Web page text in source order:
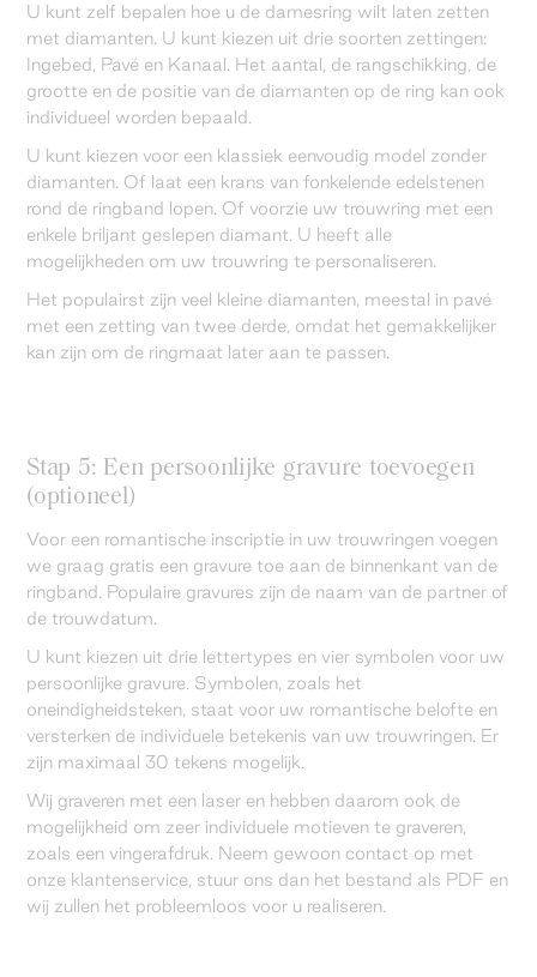
U kunt zelf bepalen hoe u de damesring wilt laten zetten
met diamanten. U kunt kiezen uit drie soorten zettingen:
Ingebed, Pavé en Kanaal. Het aantal, de rangschikking, de
grootte en de positie van de diamanten op de ring kan ook
individueel worden bepaald.
U kunt kiezen voor een klassiek eenvoudig model zonder
diamanten. Of laat een krans van fonkelende edelstenen
rond de ringband lopen. Of voorzie uw trouwring met een
enkele briljant geslepen diamant. U heeft alle
mogelijkheden om uw trouwring te personaliseren.
Het populairst zijn veel kleine diamanten, meestal in pavé
met een zetting van twee derde, omdat het gemakkelijker
kan zijn om de ringmaat later aan te passen.
Stap 5: Een persoonlijke gravure toevoegen
(optioneel)
Voor een romantische inscriptie in uw trouwringen voegen
we graag gratis een gravure toe aan de binnenkant van de
ringband. Populaire gravures zijn de naam van de partner of
de trouwdatum.
U kunt kiezen uit drie lettertypes en vier symbolen voor uw
persoonlijke gravure. Symbolen, zoals het
oneindigheidsteken, staat voor uw romantische belofte en
versterken de individuele betekenis van uw trouwringen. Er
zijn maximaal 30 tekens mogelijk.
Wij graveren met een laser en hebben daarom ook de
mogelijkheid om zeer individuele motieven te graveren,
zoals een vingerafdruk. Neem gewoon contact op met
onze klantenservice, stuur ons dan het bestand als PDF en
wij zullen het probleemloos voor u realiseren.